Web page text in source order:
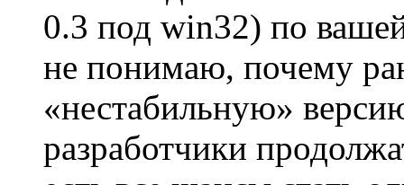
0.3 под win32) по
не понимаю, почему
«нестабильную»
разработчики